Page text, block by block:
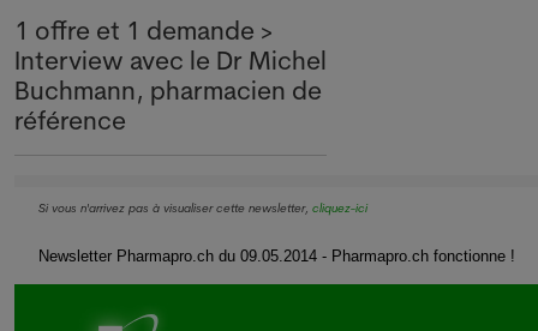
1 offre et 1 demande >
Interview avec le Dr Michel
Buchmann, pharmacien de
référence
Si vous n'arrivez pas à visualiser cette newsletter, cliquez-ici
Newsletter Pharmapro.ch du 09.05.2014 - Pharmapro.ch fonctionne !